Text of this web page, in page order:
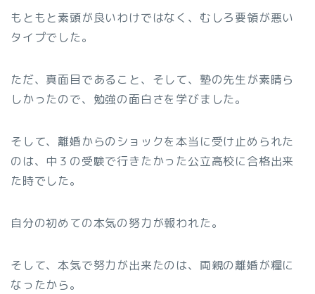
もともと素頭が良いわけではなく、むしろ要領が悪い
タイプでした。
ただ、真面目であること、そして、塾の先生が素晴ら
しかったので、勉強の面白さを学びました。
そして、離婚からのショックを本当に受け止められた
のは、中３の受験で行きたかった公立高校に合格出来
た時でした。
自分の初めての本気の努力が報われた。
そして、本気で努力が出来たのは、両親の離婚が糧に
なったから。